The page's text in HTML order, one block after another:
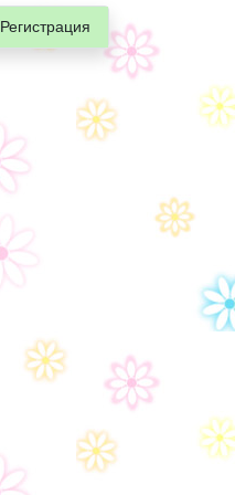
Регистрация